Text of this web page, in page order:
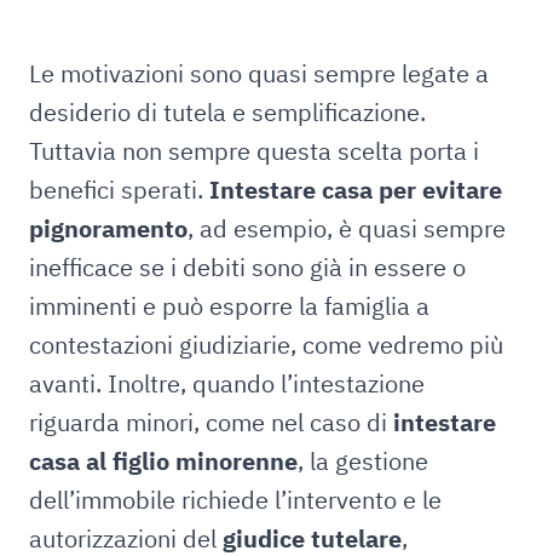
Le motivazioni sono quasi sempre legate a
desiderio di tutela e semplificazione.
Tuttavia non sempre questa scelta porta i
benefici sperati. Intestare casa per evitare
pignoramento, ad esempio, è quasi sempre
inefficace se i debiti sono già in essere o
imminenti e può esporre la famiglia a
contestazioni giudiziarie, come vedremo più
avanti. Inoltre, quando l’intestazione
riguarda minori, come nel caso di intestare
casa al figlio minorenne, la gestione
dell’immobile richiede l’intervento e le
autorizzazioni del giudice tutelare,